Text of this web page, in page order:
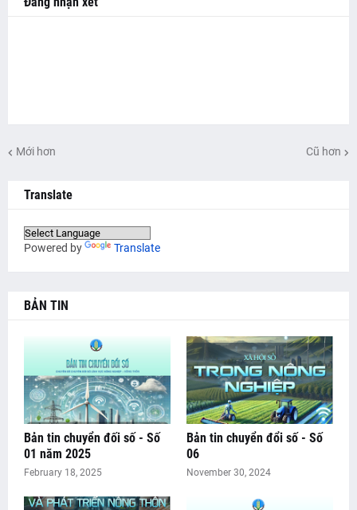
Mới hơn Cũ hơn
Translate
Powered by Translate
BẢN TIN
Bản tin chuyển đối số - Số
01 năm 2025
February 18, 2025
Bản tin chuyển đổi số - Số
06
November 30, 2024